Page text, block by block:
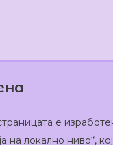
е
на локално ниво“,